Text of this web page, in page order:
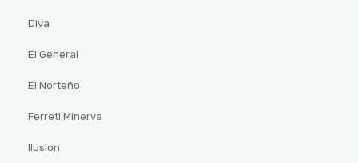
Diva
El General
El Norteño
Ferreti Minerva
Ilusion